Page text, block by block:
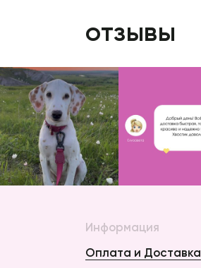
отзывы
Информация
Оплата и Доставка